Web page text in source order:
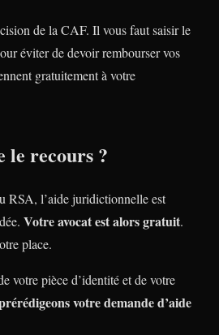
de la CAF. Il vous faut saisir le
éviter de devoir rembourser vos
gratuitement à votre
le recours ?
RSA, l’aide juridictionnelle est
Votre avocat est alors gratuit.
place.
votre pièce d’identité et de votre
votre demande d’aide